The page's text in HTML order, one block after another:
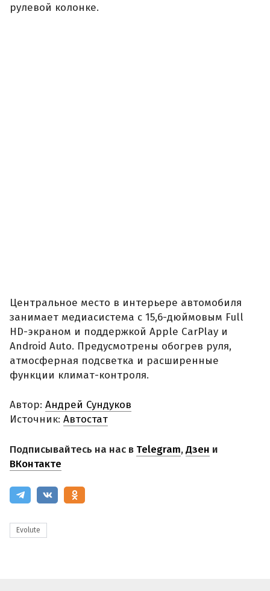
рулевой колонке.
Центральное место в интерьере автомобиля
занимает медиасистема с 15,6-дюймовым Full
HD-экраном и поддержкой Apple CarPlay и
Android Auto. Предусмотрены обогрев руля,
атмосферная подсветка и расширенные
функции климат-контроля.
Автор: Андрей Сундуков
Источник: Автостат
Подписывайтесь на нас в Telegram,Дзен и
ВКонтакте
Evolute